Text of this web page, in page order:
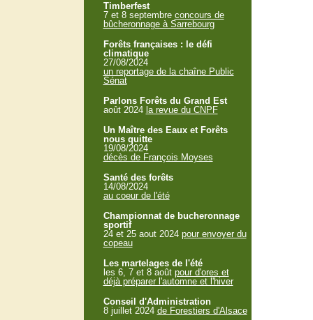
Timberfest
7 et 8 septembre concours de
bûcheronnage à Sarrebourg
Forêts françaises : le défi
climatique
27/08/2024
un reportage de la chaîne Public
Sénat
Parlons Forêts du Grand Est
août 2024 la revue du CNPF
Un Maître des Eaux et Forêts
nous quitte
19/08/2024
décès de François Moyses
Santé des forêts
14/08/2024
au coeur de l'été
Championnat de bucheronnage
sportif
24 et 25 aout 2024 pour envoyer du
copeau
Les martelages de l'été
les 6, 7 et 8 août pour d'ores et
déjà préparer l'automne et l'hiver
Conseil d'Administration
8 juillet 2024 de Forestiers d'Alsace